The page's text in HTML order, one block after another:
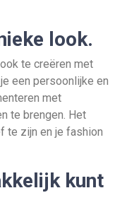
look.
te creëren met
een persoonlijke en
met
te brengen. Het
te zijn en je fashion
kunt